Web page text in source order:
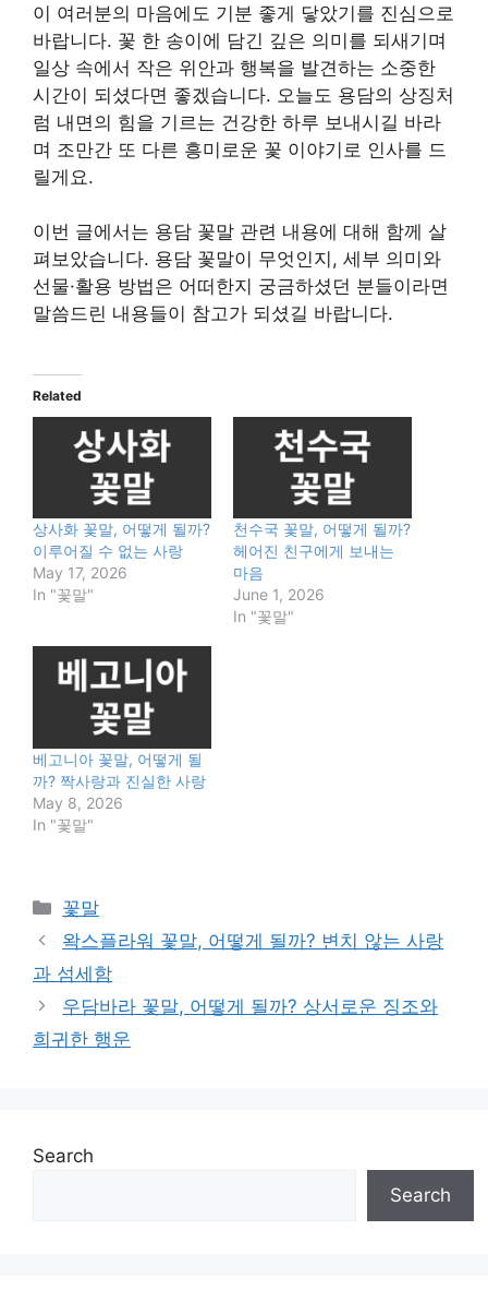
이 여러분의 마음에도 기분 좋게 닿았기를 진심으로
바랍니다. 꽃 한 송이에 담긴 깊은 의미를 되새기며
일상 속에서 작은 위안과 행복을 발견하는 소중한
시간이 되셨다면 좋겠습니다. 오늘도 용담의 상징처
럼 내면의 힘을 기르는 건강한 하루 보내시길 바라
며 조만간 또 다른 흥미로운 꽃 이야기로 인사를 드
릴게요.
이번 글에서는 용담 꽃말 관련 내용에 대해 함께 살
펴보았습니다. 용담 꽃말이 무엇인지, 세부 의미와
선물·활용 방법은 어떠한지 궁금하셨던 분들이라면
말씀드린 내용들이 참고가 되셨길 바랍니다.
Related
상사화 꽃말, 어떻게 될까?
이루어질 수 없는 사랑
May 17, 2026
In "꽃말"
천수국 꽃말, 어떻게 될까?
헤어진 친구에게 보내는
마음
June 1, 2026
In "꽃말"
베고니아 꽃말, 어떻게 될
까? 짝사랑과 진실한 사랑
May 8, 2026
In "꽃말"
Categories
꽃말
왁스플라워 꽃말, 어떻게 될까? 변치 않는 사랑
과 섬세함
우담바라 꽃말, 어떻게 될까? 상서로운 징조와
희귀한 행운
Search
Search